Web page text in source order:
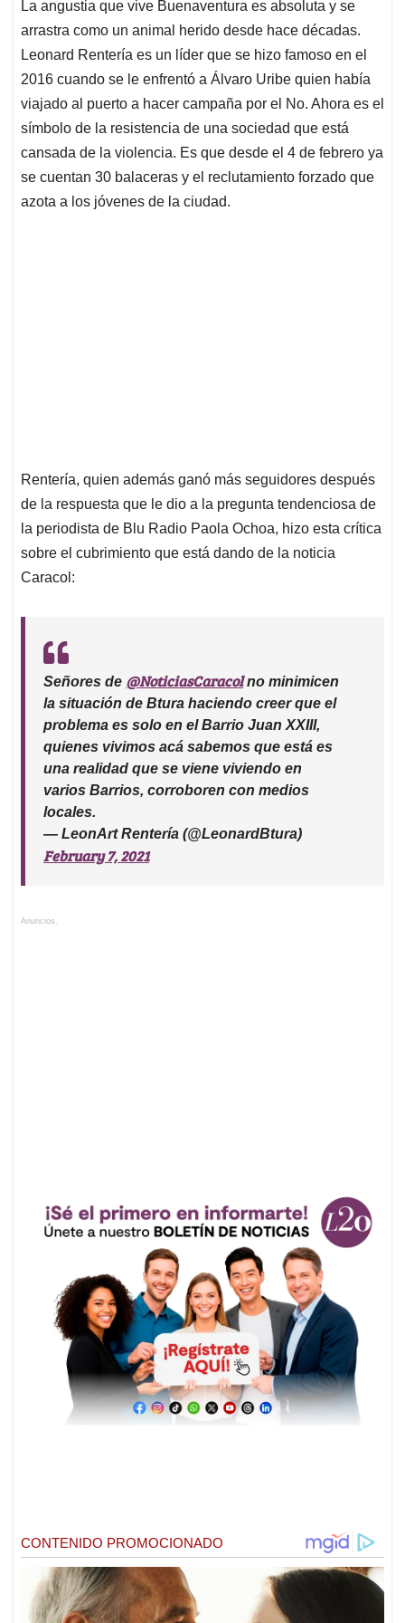
s
A
p
p
b
o
o
k
e
d
I
n
l
a
d
s
La angustia que vive Buenaventura es absoluta y se
arrastra como un animal herido desde hace décadas.
Leonard Rentería es un líder que se hizo famoso en el
2016 cuando se le enfrentó a Álvaro Uribe quien había
viajado al puerto a hacer campaña por el No. Ahora es el
símbolo de la resistencia de una sociedad que está
cansada de la violencia. Es que desde el 4 de febrero ya
se cuentan 30 balaceras y el reclutamiento forzado que
azota a los jóvenes de la ciudad.
Rentería, quien además ganó más seguidores después
de la respuesta que le dio a la pregunta tendenciosa de
la periodista de Blu Radio Paola Ochoa, hizo esta crítica
sobre el cubrimiento que está dando de la noticia
Caracol:
Señores de @NoticiasCaracolno minimicen
la situación de Btura haciendo creer que el
problema es solo en el Barrio Juan XXIII,
quienes vivimos acá sabemos que está es
una realidad que se viene viviendo en
varios Barrios, corroboren con medios
locales.
— LeonArt Rentería (@LeonardBtura)
February 7, 2021
Anuncios.